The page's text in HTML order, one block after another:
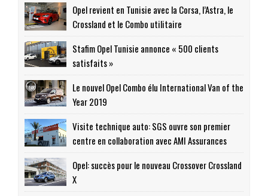
Opel revient en Tunisie avec la Corsa, l’Astra, le
Crossland et le Combo utilitaire
Stafim Opel Tunisie annonce « 500 clients
satisfaits »
Le nouvel Opel Combo élu International Van of the
Year 2019
Visite technique auto: SGS ouvre son premier
centre en collaboration avec AMI Assurances
Opel: succès pour le nouveau Crossover Crossland
X